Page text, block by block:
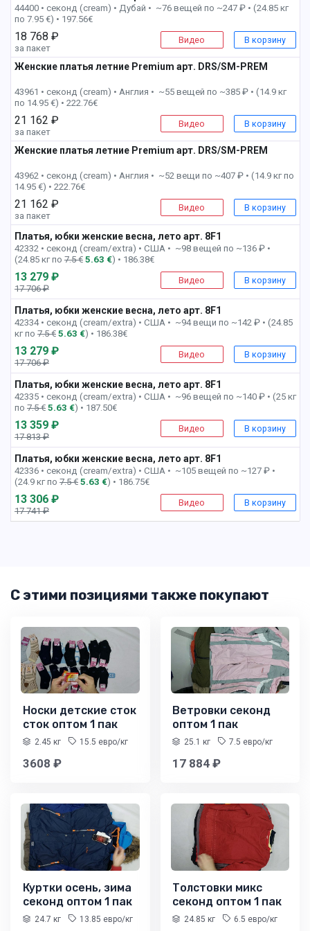
44400 • секонд (cream) • Дубай • ~76 вещей по ~247 ₽ • (24.85 кг
по 7.95 €) • 197.56€
18 768 ₽
за пакет
Видео В корзину
Женские платья летние Premium арт. DRS/SM-PREM
43961 • секонд (cream) • Англия • ~55 вещей по ~385 ₽ • (14.9 кг
по 14.95 €) • 222.76€
21 162 ₽
за пакет
Видео В корзину
Женские платья летние Premium арт. DRS/SM-PREM
43962 • секонд (cream) • Англия • ~52 вещи по ~407 ₽ • (14.9 кг по
14.95 €) • 222.76€
21 162 ₽
за пакет
Видео В корзину
Платья, юбки женские весна, лето арт. 8F1
42332 • секонд (cream/extra) • США • ~98 вещей по ~136 ₽ •
(24.85 кг по 7.5 € 5.63 €) • 186.38€
13 279 ₽
17 706 ₽
Видео В корзину
Платья, юбки женские весна, лето арт. 8F1
42334 • секонд (cream/extra) • США • ~94 вещи по ~142 ₽ • (24.85
кг по 7.5 € 5.63 €) • 186.38€
13 279 ₽
17 706 ₽
Видео В корзину
Платья, юбки женские весна, лето арт. 8F1
42335 • секонд (cream/extra) • США • ~96 вещей по ~140 ₽ • (25 кг
по 7.5 € 5.63 €) • 187.50€
13 359 ₽
17 813 ₽
Видео В корзину
Платья, юбки женские весна, лето арт. 8F1
42336 • секонд (cream/extra) • США • ~105 вещей по ~127 ₽ •
(24.9 кг по 7.5 € 5.63 €) • 186.75€
13 306 ₽
17 741 ₽
Видео В корзину
С этими позициями также покупают
Носки детские сток
сток оптом 1 пак
2.45 кг 15.5 евро/кг
3608 ₽
Ветровки секонд
оптом 1 пак
25.1 кг 7.5 евро/кг
17 884 ₽
Куртки осень, зима
секонд оптом 1 пак
24.7 кг 13.85 евро/кг
Толстовки микс
секонд оптом 1 пак
24.85 кг 6.5 евро/кг